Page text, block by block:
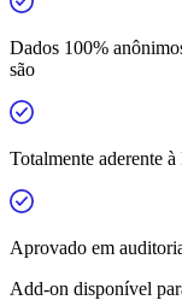
Dados 100%
são
Totalmente aderente
Aprovado em
Add-on disponível